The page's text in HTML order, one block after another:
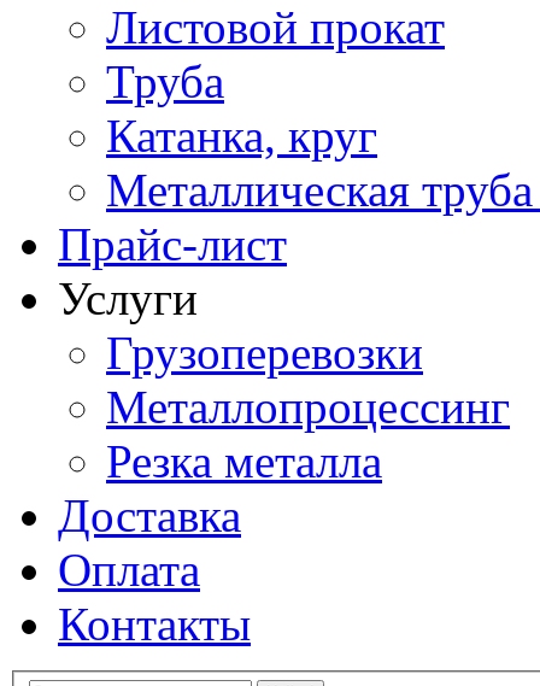
Листовой прокат
Труба
Катанка, круг
Металлическая
Прайс-лист
Услуги
Грузоперевозки
Металлопроцессинг
Резка металла
Доставка
Оплата
Контакты